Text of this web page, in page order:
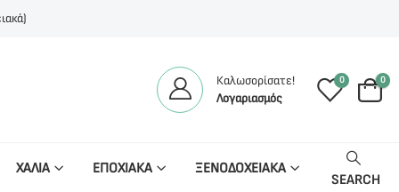
Καλωσορίσατε!
Λογαριασμός
0 0
ΧΑΛΙΑ ΕΠΟΧΙΑΚΑ ΞΕΝΟΔΟΧΕΙΑΚΑ
SEARCH